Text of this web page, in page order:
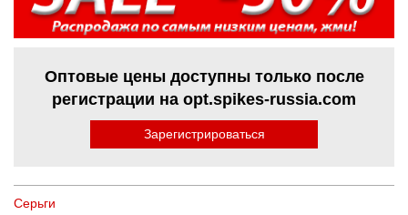
Оптовые цены доступны только после
регистрации на opt.spikes-russia.com
Зарегистрироваться
Серьги